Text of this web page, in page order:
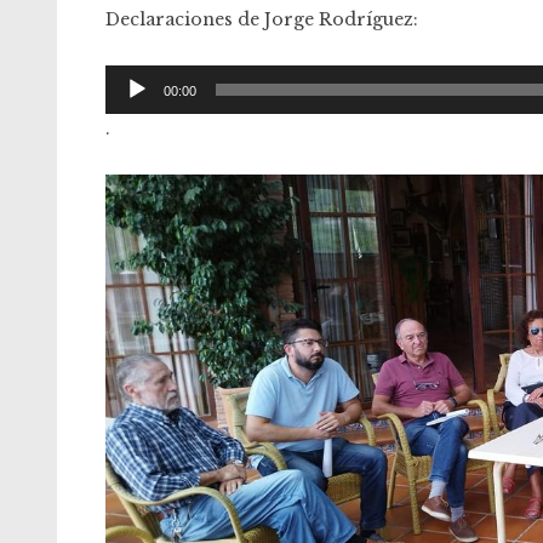
Declaraciones de Jorge Rodríguez:
Reproductor
de
audio
00:00
.